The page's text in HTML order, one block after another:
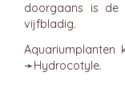
doorgaans is de
vijfbladig.
Aquariumplanten
➛Hydrocotyle.